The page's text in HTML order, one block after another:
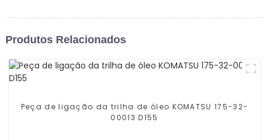
Produtos Relacionados
Peça de ligação da trilha de óleo KOMATSU 175-32-
00013 D155